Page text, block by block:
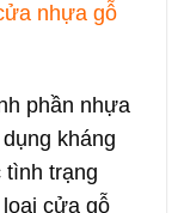
nhựa gỗ
phần nhựa
kháng
trạng
cửa gỗ